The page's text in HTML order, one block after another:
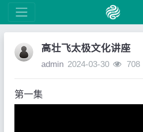
高壮飞太极文化讲座
admin 2024-03-30 708
第一集